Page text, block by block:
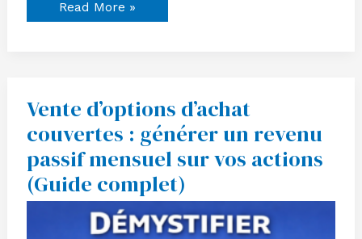
Read More »
Vente d’options d’achat
couvertes : générer un revenu
passif mensuel sur vos actions
(Guide complet)
Vente
d’options
d’achat
couvertes
:
générer
un
revenu
passif
mensuel